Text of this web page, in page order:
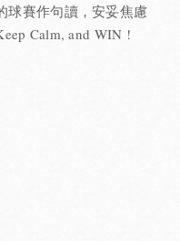
球賽作句讀，安妥焦慮
Calm, and WIN !